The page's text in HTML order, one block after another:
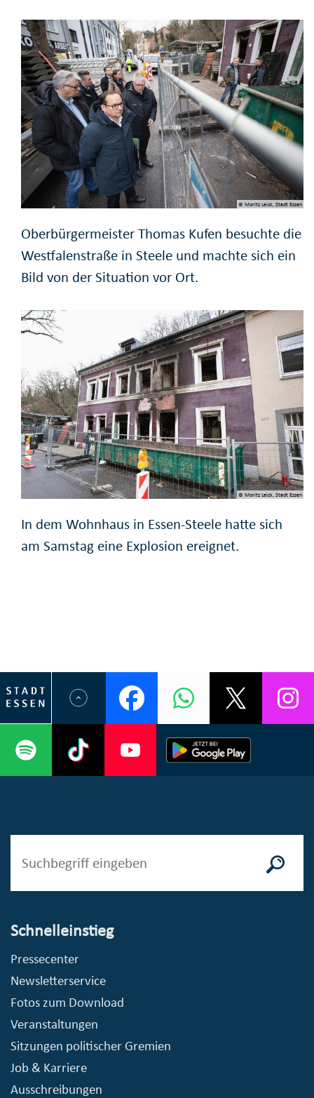
© Moritz Leick, Stadt Essen
Oberbürgermeister Thomas Kufen besuchte die
Westfalenstraße in Steele und machte sich ein
Bild von der Situation vor Ort.
© Moritz Leick, Stadt Essen
In dem Wohnhaus in Essen-Steele hatte sich
am Samstag eine Explosion ereignet.
Schnelleinstieg
Pressecenter
Newsletterservice
Fotos zum Download
Veranstaltungen
Sitzungen politischer Gremien
Job & Karriere
Ausschreibungen